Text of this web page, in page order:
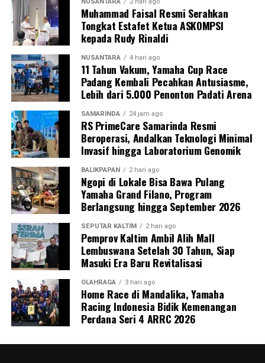
Muhammad Faisal Resmi Serahkan
Tongkat Estafet Ketua ASKOMPSI
kepada Rudy Rinaldi
NUSANTARA 4 hari ago
11 Tahun Vakum, Yamaha Cup Race
Padang Kembali Pecahkan Antusiasme,
Lebih dari 5.000 Penonton Padati Arena
SAMARINDA 24 jam ago
RS PrimeCare Samarinda Resmi
Beroperasi, Andalkan Teknologi Minimal
Invasif hingga Laboratorium Genomik
BALIKPAPAN 2 hari ago
Ngopi di Lokale Bisa Bawa Pulang
Yamaha Grand Filano, Program
Berlangsung hingga September 2026
SEPUTAR KALTIM 2 hari ago
Pemprov Kaltim Ambil Alih Mall
Lembuswana Setelah 30 Tahun, Siap
Masuki Era Baru Revitalisasi
OLAHRAGA 3 hari ago
Home Race di Mandalika, Yamaha
Racing Indonesia Bidik Kemenangan
Perdana Seri 4 ARRC 2026